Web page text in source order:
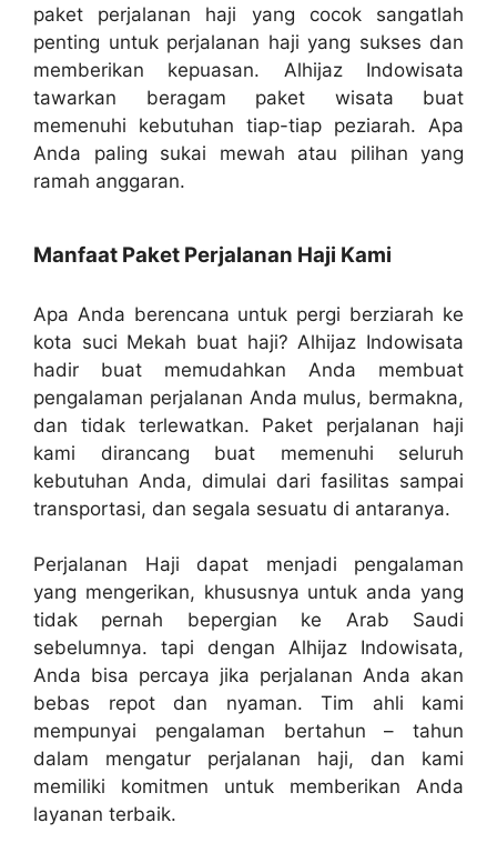
paket perjalanan haji yang cocok sangatlah
penting untuk perjalanan haji yang sukses dan
memberikan kepuasan. Alhijaz Indowisata
tawarkan beragam paket wisata buat
memenuhi kebutuhan tiap-tiap peziarah. Apa
Anda paling sukai mewah atau pilihan yang
ramah anggaran.
Manfaat Paket Perjalanan Haji Kami
Apa Anda berencana untuk pergi berziarah ke
kota suci Mekah buat haji? Alhijaz Indowisata
hadir buat memudahkan Anda membuat
pengalaman perjalanan Anda mulus, bermakna,
dan tidak terlewatkan. Paket perjalanan haji
kami dirancang buat memenuhi seluruh
kebutuhan Anda, dimulai dari fasilitas sampai
transportasi, dan segala sesuatu di antaranya.
Perjalanan Haji dapat menjadi pengalaman
yang mengerikan, khususnya untuk anda yang
tidak pernah bepergian ke Arab Saudi
sebelumnya. tapi dengan Alhijaz Indowisata,
Anda bisa percaya jika perjalanan Anda akan
bebas repot dan nyaman. Tim ahli kami
mempunyai pengalaman bertahun – tahun
dalam mengatur perjalanan haji, dan kami
memiliki komitmen untuk memberikan Anda
layanan terbaik.